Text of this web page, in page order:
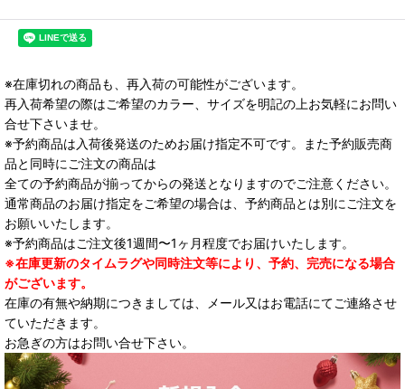
※在庫切れの商品も、再入荷の可能性がございます。
再入荷希望の際はご希望のカラー、サイズを明記の上お気軽にお問い
合せ下さいませ。
※予約商品は入荷後発送のためお届け指定不可です。また予約販売商
品と同時にご注文の商品は
全ての予約商品が揃ってからの発送となりますのでご注意ください。
通常商品のお届け指定をご希望の場合は、予約商品とは別にご注文を
お願いいたします。
※予約商品はご注文後1週間〜1ヶ月程度でお届けいたします。
※在庫更新のタイムラグや同時注文等により、予約、完売になる場合
がございます。
在庫の有無や納期につきましては、メール又はお電話にてご連絡させ
ていただきます。
お急ぎの方はお問い合せ下さい。